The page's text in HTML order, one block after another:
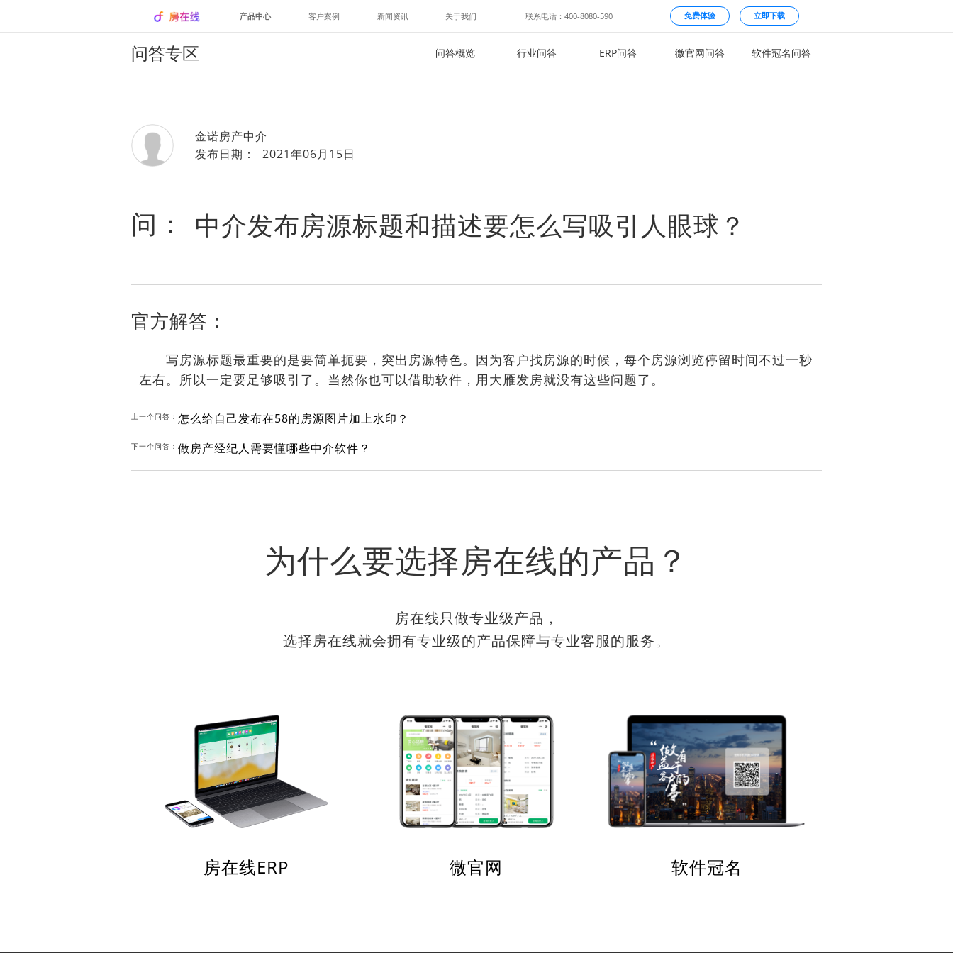
产品中心 客户案例 新闻资讯 关于我们 联系电话：400-8080-590 免费体验 立即下载
问答专区 问答概览 行业问答 ERP问答 微官网问答 软件冠名问答
金诺房产中介
发布日期： 2021年06月15日
问： 中介发布房源标题和描述要怎么写吸引人眼球？
官方解答：
写房源标题最重要的是要简单扼要，突出房源特色。因为客户找房源的时候，每个房源浏览停留时间不过一秒
左右。所以一定要足够吸引了。当然你也可以借助软件，用大雁发房就没有这些问题了。
上一个问答： 怎么给自己发布在58的房源图片加上水印？
下一个问答： 做房产经纪人需要懂哪些中介软件？
为什么要选择房在线的产品？
房在线只做专业级产品，
选择房在线就会拥有专业级的产品保障与专业客服的服务。
房在线ERP 微官网 软件冠名